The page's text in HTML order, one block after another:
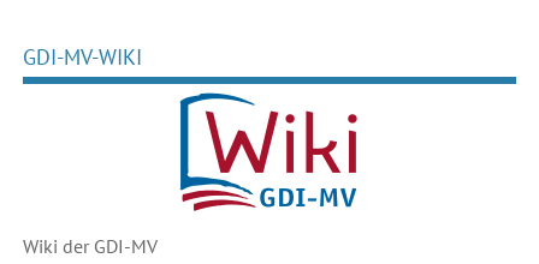
GDI-MV-WIKI
Wiki der GDI-MV